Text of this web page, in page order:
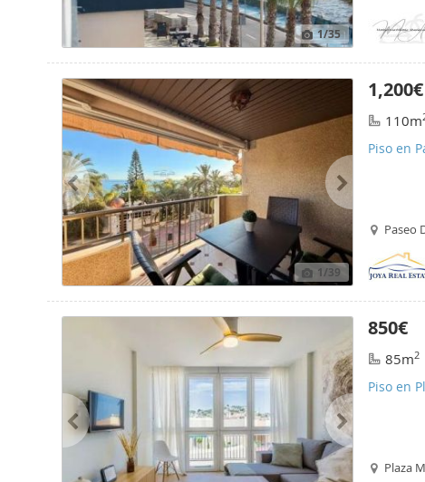
1/35
1/39
1,200€
110m
Piso en
Paseo
850€
85m2
Piso en
Plaza